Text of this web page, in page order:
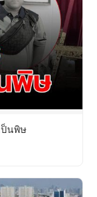
ป็นพิษ